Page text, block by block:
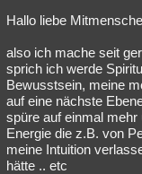
Spiritualität
Natur Umfragen
weitere Rubriken
Philosophie
Astronomie
Hallo liebe
also ich mache seit
sprich ich werde
Bewusstsein, meine
auf eine nächste
spüre auf einmal
Energie die z.B. von
meine Intuition
hätte .. etc